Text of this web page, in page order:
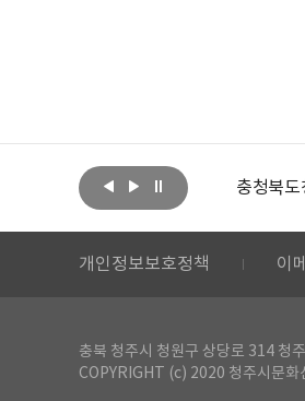
문화체육관광부 충청북도
개인정보보호정책 이
충북 청주시 청원구 상당로 314
COPYRIGHT (c) 2020 청주시문